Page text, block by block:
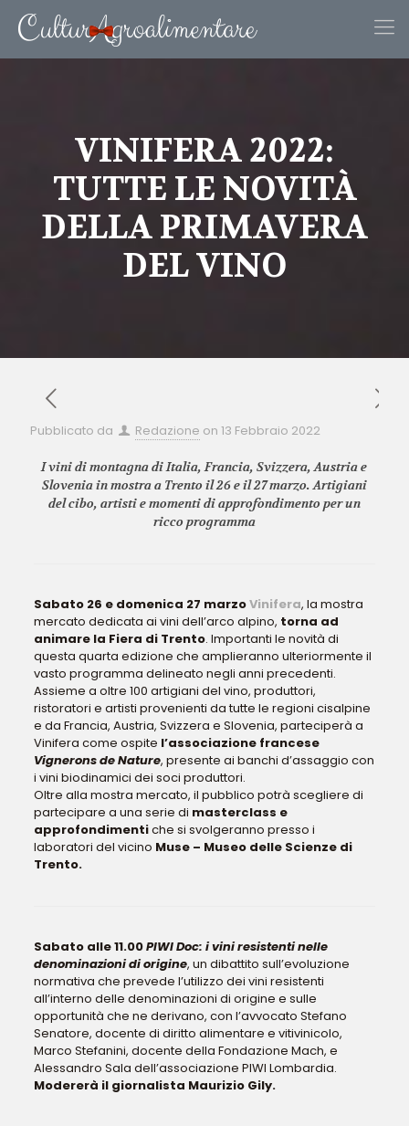
VINIFERA 2022:
TUTTE LE NOVITÀ
DELLA PRIMAVERA
DEL VINO
Pubblicato da Redazione on 13 Febbraio 2022
I vini di montagna di Italia, Francia, Svizzera, Austria e
Slovenia in mostra a Trento il 26 e il 27 marzo. Artigiani
del cibo, artisti e momenti di approfondimento per un
ricco programma
Sabato 26 e domenica 27 marzoVinifera, la mostra
mercato dedicata ai vini dell’arco alpino, torna ad
animare la Fiera di Trento. Importanti le novità di
questa quarta edizione che amplieranno ulteriormente il
vasto programma delineato negli anni precedenti.
Assieme a oltre 100 artigiani del vino, produttori,
ristoratori e artisti provenienti da tutte le regioni cisalpine
e da Francia, Austria, Svizzera e Slovenia, parteciperà a
Vinifera come ospite l’associazione francese
Vignerons de Nature, presente ai banchi d’assaggio con
i vini biodinamici dei soci produttori.
Oltre alla mostra mercato, il pubblico potrà scegliere di
partecipare a una serie di masterclass e
approfondimentiche si svolgeranno presso i
laboratori del vicino Muse – Museo delle Scienze di
Trento.
Sabato alle 11.00PIWI Doc: i vini resistenti nelle
denominazioni di origine, un dibattito sull’evoluzione
normativa che prevede l’utilizzo dei vini resistenti
all’interno delle denominazioni di origine e sulle
opportunità che ne derivano, con l’avvocato Stefano
Senatore, docente di diritto alimentare e vitivinicolo,
Marco Stefanini, docente della Fondazione Mach, e
Alessandro Sala dell’associazione PIWI Lombardia.
Modererà il giornalista Maurizio Gily.